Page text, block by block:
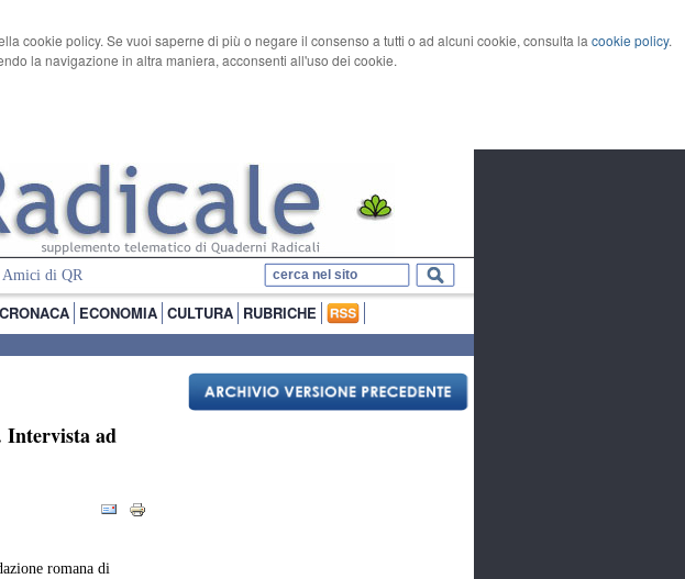
cookie policy. Se vuoi saperne di più o negare il consenso a tutti o ad alcuni cookie, consulta la cookie policy.
la navigazione in altra maniera, acconsenti all'uso dei cookie.
Amici di QR
CRONACA ECONOMIA CULTURA RUBRICHE
Intervista ad
romana di